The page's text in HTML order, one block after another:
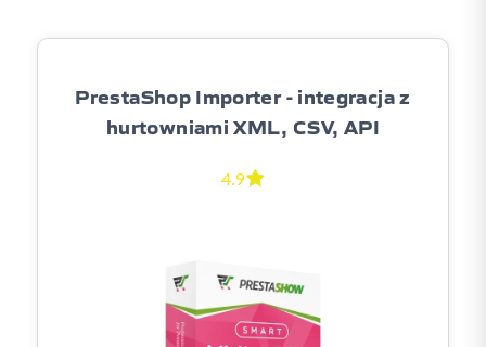
PrestaShop Importer - integracja z
hurtowniami XML, CSV, API
4.9